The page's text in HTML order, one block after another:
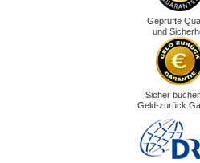
Geprüfte
und
Sicher
Geld-